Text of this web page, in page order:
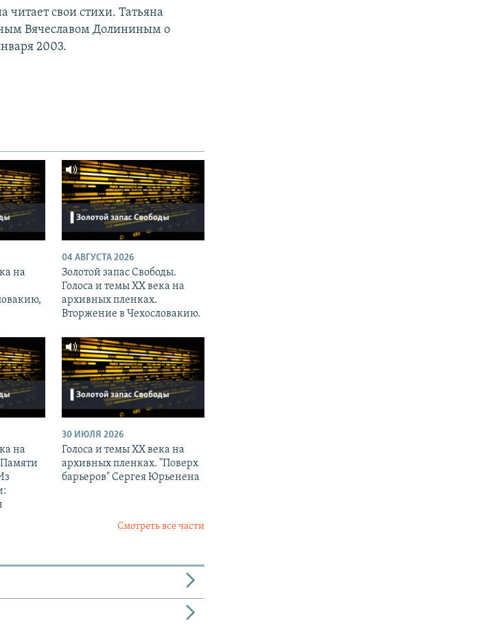
свои стихи. Татьяна
Вячеславом Долининым о
2003.
на
04 АВГУСТА 2026
Золотой запас Свободы.
Голоса и темы XX века на
архивных пленках.
Вторжение в Чехословакию.
на
30 ИЮЛЯ 2026
Голоса и темы XX века на
архивных пленках. "Поверх
барьеров" Сергея Юрьенена
Смотреть все части